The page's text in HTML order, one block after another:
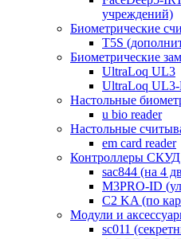
учреждений)
Биометрические
T5S
Биометрические
UltraLoq UL3
UltraLoq
Настольные
u bio reader
Настольные
em card reader
Контроллеры СКУД
sac844 (на 4
M3PRO-ID
C2 KA (по
Модули и
sc011